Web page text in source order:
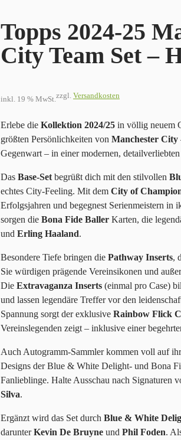
Topps 2024-25
City Team Set –
inkl. 19 % MwSt.zzgl. Versandkosten
Erlebe die Kollektion 2024/25 in völlig neuem
größten Persönlichkeiten von Manchester City
Gegenwart – in einer modernen,
Das Base-Set begrüßt dich mit den stilvollen
echtes City-Feeling. Mit dem City of
Erfolgsjahren und begegnest Serienmeistern
sorgen die Bona Fide Baller Karten, die
und Erling Haaland.
Besondere Tiefe bringen die Pathway Inserts,
Sie würdigen prägende Vereinsikonen und
Die Extravaganza Inserts (einmal pro Case)
und lassen legendäre Treffer vor den
Spannung sorgt der exklusive Rainbow Flick
Vereinslegenden zeigt – inklusive einer
Auch Autogramm-Sammler kommen voll auf
Designs der Blue & White Delight- und Bona
Fanlieblinge. Halte Ausschau nach Signaturen
Silva.
Ergänzt wird das Set durch Blue & White
darunterKevin De Bruyne und Phil Foden.